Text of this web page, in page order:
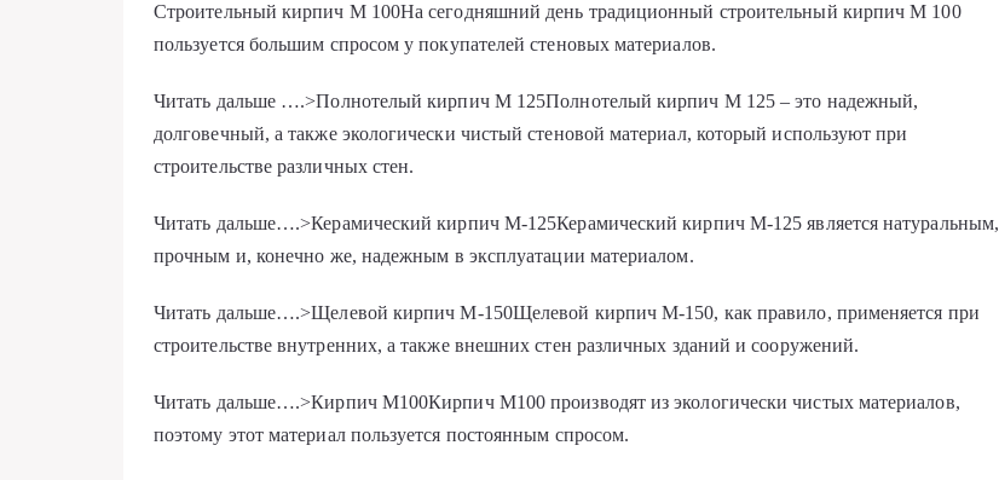
Строительный кирпич М 100На сегодняшний день традиционный строительный кирпич М 100
пользуется большим спросом у покупателей стеновых материалов.
Читать дальше ….>Полнотелый кирпич М 125Полнотелый кирпич М 125 – это надежный,
долговечный, а также экологически чистый стеновой материал, который используют при
строительстве различных стен.
Читать дальше….>Керамический кирпич М-125Керамический кирпич М-125 является натуральным,
прочным и, конечно же, надежным в эксплуатации материалом.
Читать дальше….>Щелевой кирпич М-150Щелевой кирпич М-150, как правило, применяется при
строительстве внутренних, а также внешних стен различных зданий и сооружений.
Читать дальше….>Кирпич М100Кирпич М100 производят из экологически чистых материалов,
поэтому этот материал пользуется постоянным спросом.